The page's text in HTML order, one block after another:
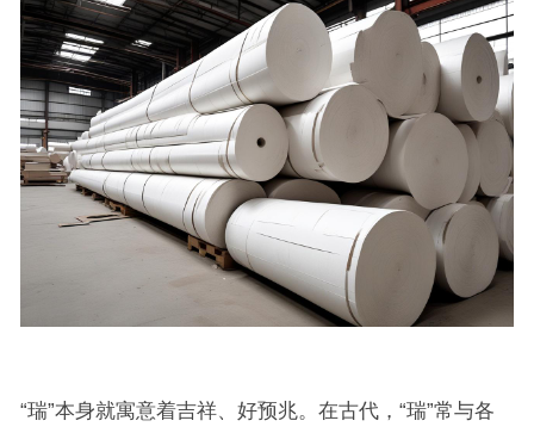
“瑞”本身就寓意着吉祥、好预兆。在古代，“瑞”常与各